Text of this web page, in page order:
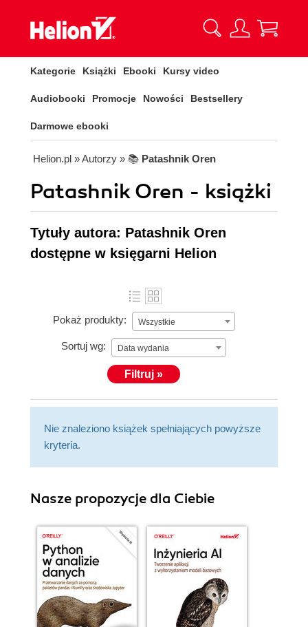
Kategorie Książki Ebooki Kursy video
Audiobooki Promocje Nowości Bestsellery
Darmowe ebooki
Helion.pl » Autorzy » 📚 Patashnik Oren
Patashnik Oren - książki
Tytuły autora: Patashnik Oren
dostępne w księgarni Helion
Pokaż produkty: Wszystkie
Sortuj wg: Data wydania
Filtruj »
Nie znaleziono książek spełniających powyższe
kryteria.
Nasze propozycje dla Ciebie